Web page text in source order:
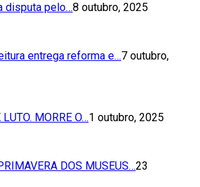
disputa pelo…8 outubro, 2025
entrega reforma e…7 outubro,
MORRE O…1 outubro, 2025
DOS MUSEUS…23